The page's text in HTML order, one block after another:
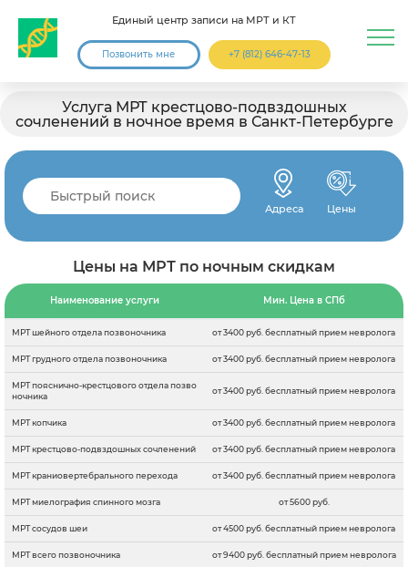
Единый центр записи на МРТ и КТ
Позвонить мне +7 (812) 646-47-13
Услуга МРТ крестцово-подвздошных
сочленений в ночное время в Санкт-Петербурге
Адреса Цены
Цены на МРТ по ночным скидкам
Наименование услуги Мин. Цена в СПб
МРТ шейного отдела позвоночника от 3400 руб. бесплатный прием невролога
МРТ грудного отдела позвоночника от 3400 руб. бесплатный прием невролога
МРТ пояснично-крестцового отдела позво
ночника
от 3400 руб. бесплатный прием невролога
МРТ копчика от 3400 руб. бесплатный прием невролога
МРТ крестцово-подвздошных сочленений от 3400 руб. бесплатный прием невролога
МРТ краниовертебрального перехода от 3400 руб. бесплатный прием невролога
МРТ миелография спинного мозга от 5600 руб.
МРТ сосудов шеи от 4500 руб. бесплатный прием невролога
МРТ всего позвоночника от 9400 руб. бесплатный прием невролога